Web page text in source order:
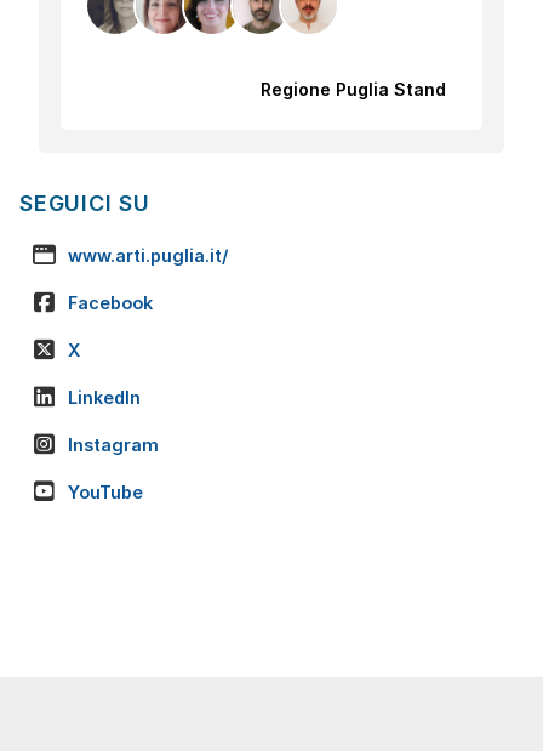
Regione Puglia Stand
SEGUICI SU
www.arti.puglia.it/
Facebook
X
LinkedIn
Instagram
YouTube